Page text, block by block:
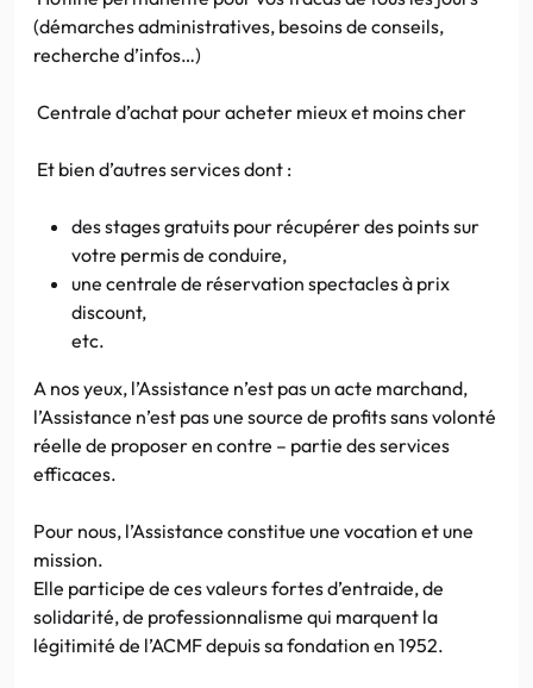
(démarches administratives, besoins de conseils,
recherche d’infos…)
Centrale d’achat pour acheter mieux et moins cher
Et bien d’autres services dont :
des stages gratuits pour récupérer des points sur
votre permis de conduire,
une centrale de réservation spectacles à prix
discount,
etc.
A nos yeux, l’Assistance n’est pas un acte marchand,
l’Assistance n’est pas une source de profits sans volonté
réelle de proposer en contre – partie des services
efficaces.
Pour nous, l’Assistance constitue une vocation et une
mission.
Elle participe de ces valeurs fortes d’entraide, de
solidarité, de professionnalisme qui marquent la
légitimité de l’ACMF depuis sa fondation en 1952.